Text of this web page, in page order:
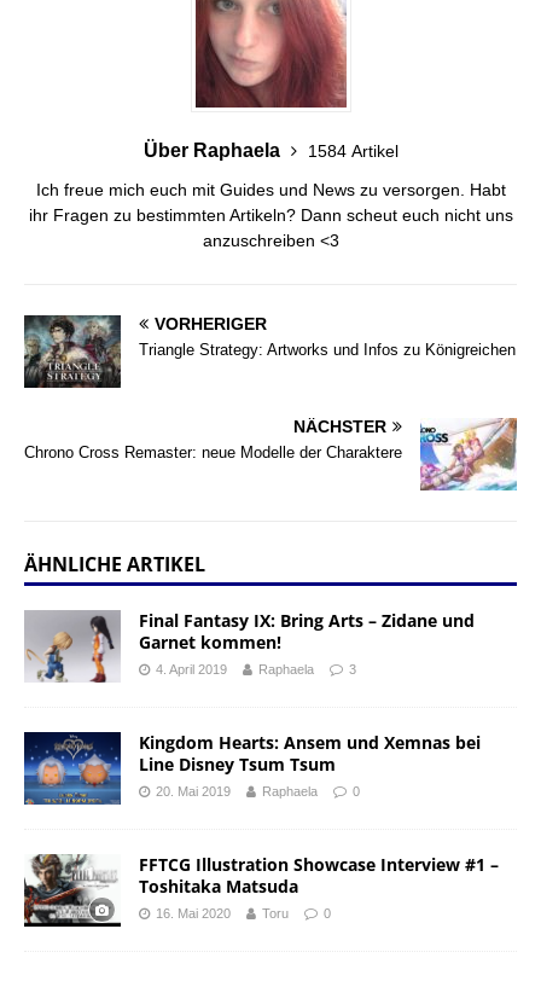
Über Raphaela
1584 Artikel
Ich freue mich euch mit Guides und News zu versorgen. Habt
ihr Fragen zu bestimmten Artikeln? Dann scheut euch nicht uns
anzuschreiben <3
VORHERIGER
Triangle Strategy: Artworks und Infos zu Königreichen
NÄCHSTER
Chrono Cross Remaster: neue Modelle der Charaktere
ÄHNLICHE ARTIKEL
Final Fantasy IX: Bring Arts – Zidane und
Garnet kommen!
4. April 2019 Raphaela 3
Kingdom Hearts: Ansem und Xemnas bei
Line Disney Tsum Tsum
20. Mai 2019 Raphaela 0
FFTCG Illustration Showcase Interview #1 –
Toshitaka Matsuda
16. Mai 2020 Toru 0